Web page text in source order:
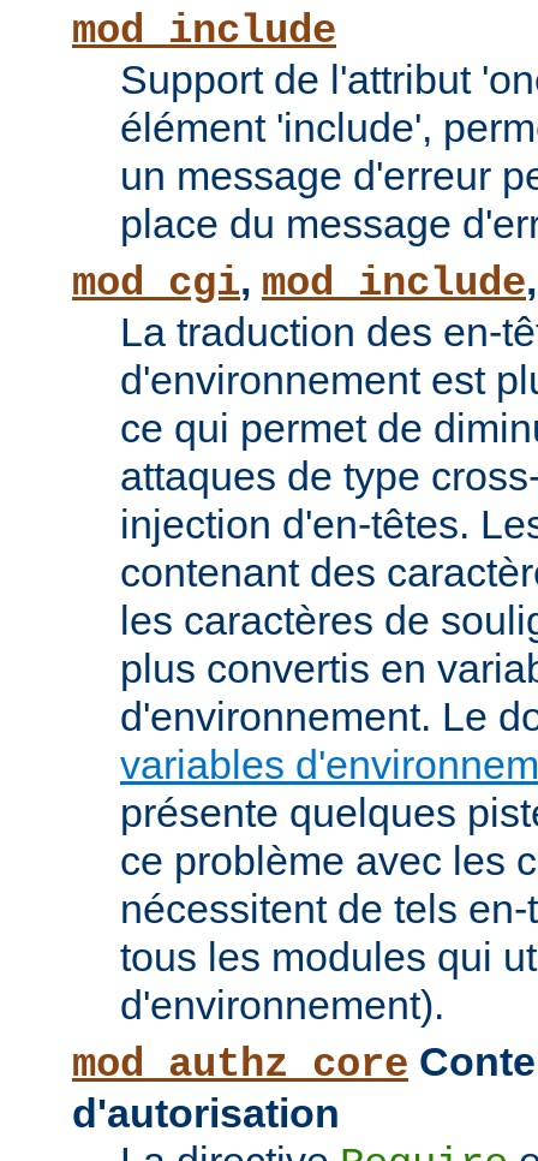
mod_include
Support de l'attribut
élément 'include',
un message d'erreur
place du message
mod_cgi, mod_include
La traduction des en-
d'environnement est
ce qui permet de
attaques de type
injection d'en-têtes.
contenant des
les caractères de
plus convertis en
d'environnement. Le
variables
présente quelques
ce problème avec les
nécessitent de tels
tous les modules qui
d'environnement).
mod_authz_core
d'autorisation